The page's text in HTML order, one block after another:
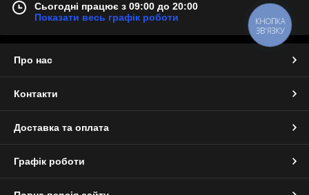
Сьогодні працює з 09:00 до 20:00
Показати весь графік роботи
Про нас
Контакти
Доставка та оплата
Графік роботи
КНОПКА
ЗВ'ЯЗКУ